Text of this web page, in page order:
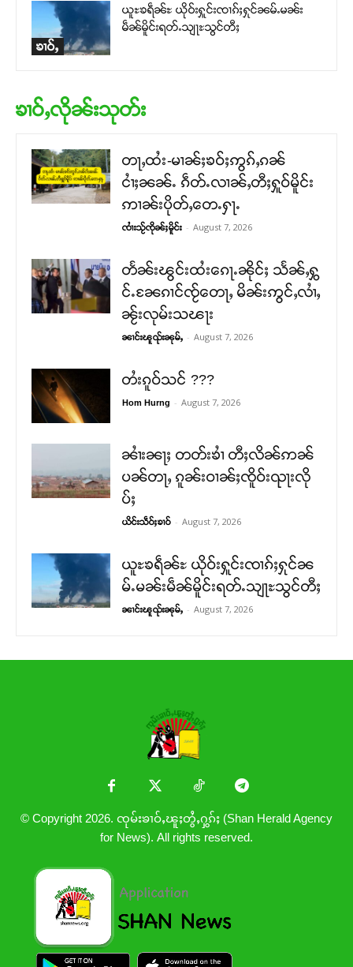
ၶၢဝ်ႇ
ယူႊၶရဵၼ်ႊ ယိုဝ်းႁူင်းၸၢၵ်ႈႁုင်ၼမ်ႉမၼ်း
မဵၼ်မိူင်းရတ်ႉသျႃႊသွင်တီႈ
ၶၢဝ်ႇလိုၼ်းသုတ်း
တႃႇထႆး-မၢၼ်ႈၶဝ်ႈဢွၵ်ႇၵၼ်
ငၢႆႈၼၼ်ႉ ၵဵတ်ႉလၢၼ်ႇတီႈႁူဝ်မိူင်း
ဢၢၼ်းပိုတ်ႇတေႉႁႃႉ
ၸၢႆးသႂ်ၸိုၼ်ႈမိူင်း - August 7, 2026
တႅၼ်းၽွင်းထႆးၵေႃႉၼိုင်ႈ သႅၼ်ႇႁွ
င်ႉၼႄၵၢင်ၸႂ်တေႃႇ မိၼ်းဢွင်ႇလၢႆႇ
ၼႂ်းလုမ်းသၽႃး
ၼၢင်းၽူၺ်းၼုမ်ႇ - August 7, 2026
တႆးၵူဝ်သင် ???
Hom Hurng - August 7, 2026
ၼၢႆးၼႃႈ တတ်းၶၢႆ တီႈလိၼ်ဢၼ်
ပၼ်တႃႇ ၵူၼ်းဝၢၼ်ႈၸိူဝ်းၺႃးလို
ပ်ႈ
ယိင်းသဵဝ်ႈၶၢဝ် - August 7, 2026
ယူႊၶရဵၼ်ႊ ယိုဝ်းႁူင်းၸၢၵ်ႈႁုင်ၼ
မ်ႉမၼ်းမဵၼ်မိူင်းရတ်ႉသျႃႊသွင်တီႈ
ၼၢင်းၽူၺ်းၼုမ်ႇ - August 7, 2026
© Copyright 2026. ၸုမ်းၶၢဝ်ႇၽူႈတွႆႇႁွၵ်ႈ (Shan Herald Agency
for News). All rights reserved.